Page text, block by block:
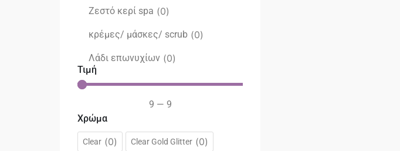
Ζεστό κερί spa (0)
κρέμες/ μάσκες/ scrub (0)
Λάδι επωνυχίων (0)
Τιμή
9 — 9
Χρώμα
Clear (0) Clear Gold Glitter (0)